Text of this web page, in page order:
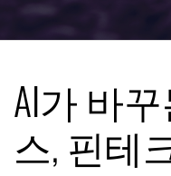
AI가 바
스, 핀테